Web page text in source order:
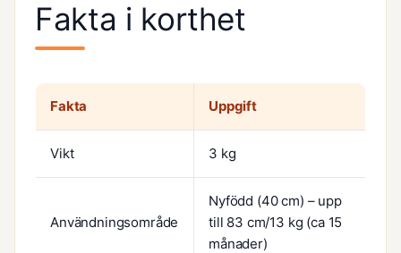
Fakta i korthet
Fakta Uppgift
Vikt 3 kg
Användningsområde
Nyfödd (40 cm) – upp
till 83 cm/13 kg (ca 15
månader)